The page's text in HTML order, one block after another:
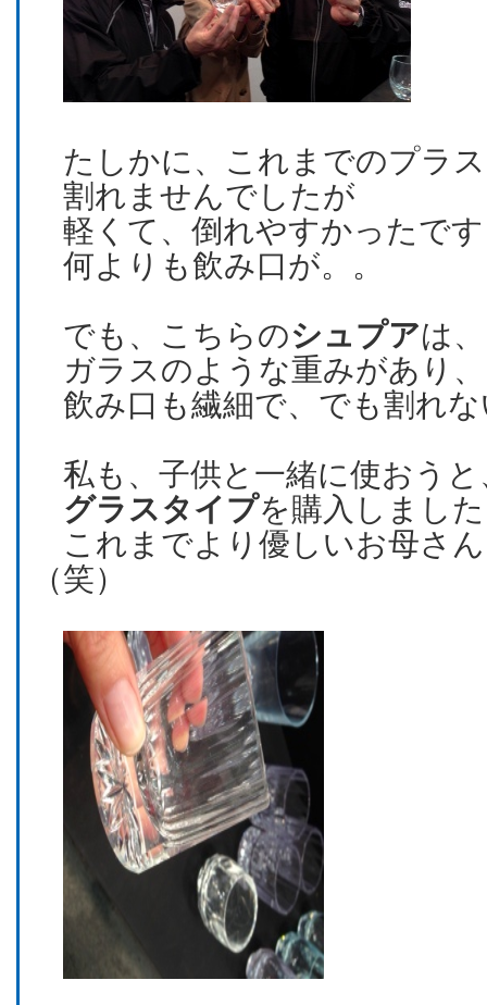
たしかに、これまでのプラ
割れませんでしたが
軽くて、倒れやすかったで
何よりも飲み口が。。
でも、こちらのシュプアは、
ガラスのような重みがあり、
飲み口も繊細で、でも割れな
私も、子供と一緒に使おうと
グラスタイプを購入しまし
これまでより優しいお母さ
（笑）